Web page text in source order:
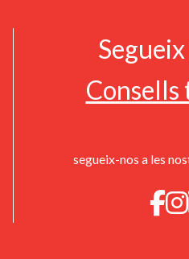
segueix-nos a les